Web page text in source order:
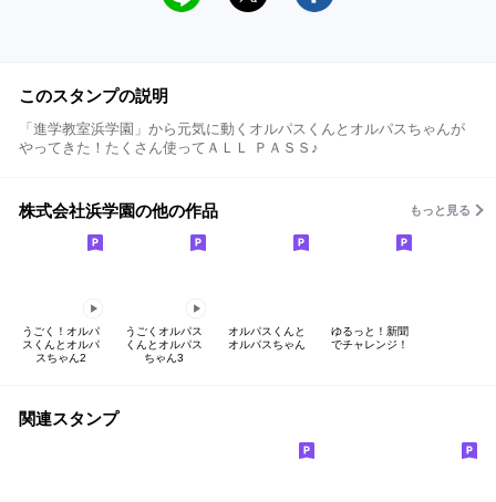
このスタンプの説明
「進学教室浜学園」から元気に動くオルパスくんとオルパスちゃんが
やってきた！たくさん使ってＡＬＬ ＰＡＳＳ♪
株式会社浜学園の他の作品 もっと見る
うごく！オルパ
スくんとオルパ
スちゃん2
うごくオルパス
くんとオルパス
ちゃん3
オルパスくんと
オルパスちゃん
ゆるっと！新聞
でチャレンジ！
関連スタンプ